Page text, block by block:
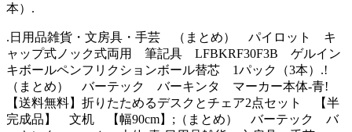
本）.
.日用品雑貨・文房具・手芸 （まとめ） パイロット キ
ャップ式ノック式両用 筆記具 LFBKRF30F3B ゲルイン
キボールペンフリクションボール替芯 1パック（3本）.!
（まとめ） バーテック バーキンタ マーカー本体-青!
【送料無料】折りたためるデスクとチェア2点セット 【半
完成品】 文机 【幅90cm】;（まとめ） バーテック バ